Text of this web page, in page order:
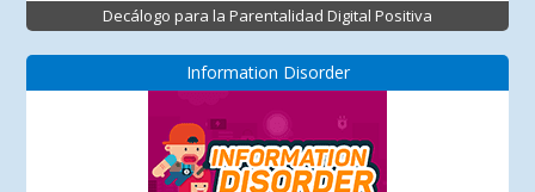
Decálogo para la Parentalidad Digital Positiva
Information Disorder